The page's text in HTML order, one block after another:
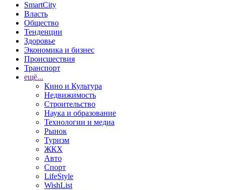
SmartCity
Власть
Общество
Тенденции
Здоровье
Экономика и бизнес
Происшествия
Транспорт
ещё...
Кино и Культура
Недвижимость
Строительство
Наука и образование
Технологии и медиа
Рынок
Туризм
ЖКХ
Авто
Спорт
LifeStyle
WishList